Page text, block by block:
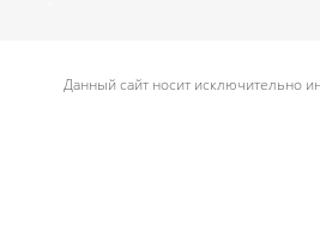
Данный сайт носит исключительно